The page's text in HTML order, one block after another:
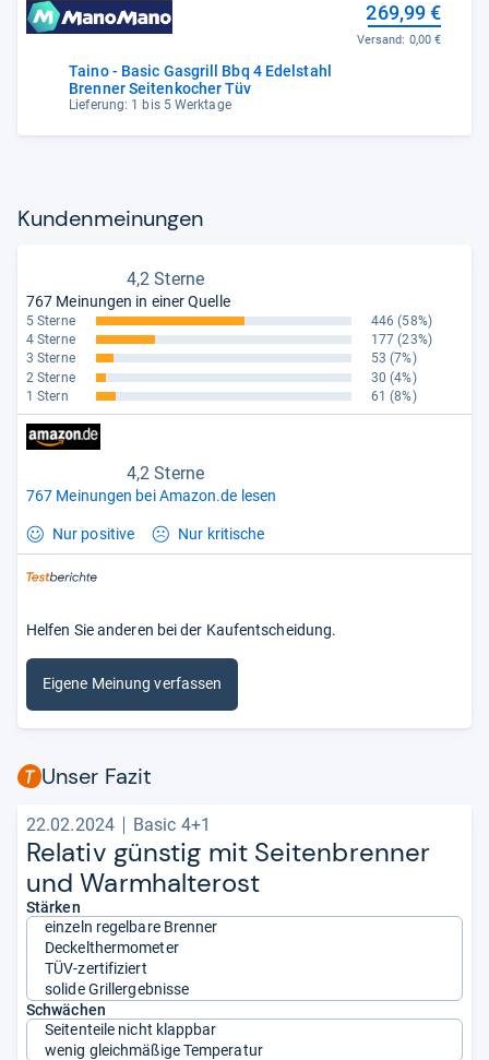
Taino - Basic Gasgrill Bbq 4 Edelstahl
Brenner Seitenkocher Tüv
Lieferung: 1 bis 5 Werktage
269,99 €
Versand: 0,00 €
Kun­den­mei­nun­gen
4,2 Sterne
767 Meinungen in einer Quelle
5 Sterne 446 (58%)
4 Sterne
177 (23%)
3 Sterne
53 (7%)
2 Sterne
30 (4%)
1 Stern
61 (8%)
4,2 Sterne
767 Meinungen bei Amazon.de lesen
Nur positive Nur kritische
Helfen Sie anderen bei der Kaufentscheidung.
Eigene Meinung verfassen
Unser Fazit
22.02.2024 Basic 4+1
Rela­tiv güns­tig mit Sei­ten­bren­ner
und Warm­hal­te­rost
Stärken
einzeln regelbare Brenner
Deckelthermometer
TÜV-zertifiziert
solide Grillergebnisse
Schwächen
Seitenteile nicht klappbar
wenig gleichmäßige Temperatur